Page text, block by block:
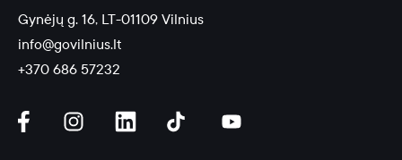
Gynėjų g. 16, LT-01109 Vilnius
info@govilnius.lt
+370 686 57232